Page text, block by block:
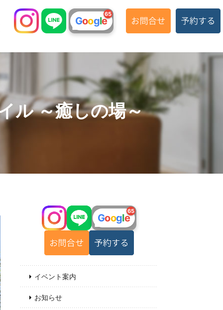
ル ～癒しの場～
Google
65
イベント案内
お知らせ
Google
65